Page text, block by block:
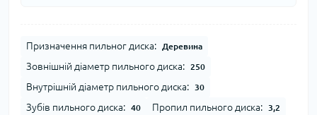
Призначення пильног диска: Деревина
Зовнішній діаметр пильного диска: 250
Внутрішній діаметр пильного диска: 30
Зубів пильного диска: 40 Пропил пильного диска: 3,2